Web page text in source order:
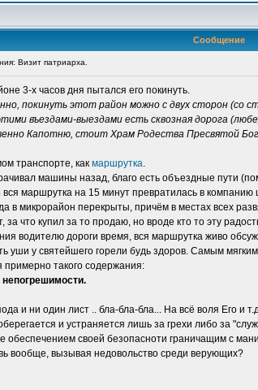
Сообщение
Визит патриарха.
3-х часов дня пытался его покинуть.
покинуть этот район можно с двух сторон (со
въездами-выездами есть сквозная дорога
Капотню, стоит Храм Родества Пресвятой
транспорте, как маршрутка.
машины назад, благо есть объездные пути
маршрутка на 15 минут превратилась в компанию
в микрорайон перекрыты, причём в местах всех
что купил за то продаю, но вроде кто то эту
водителю дороги время, вся маршрутка живо
уши у святейшего горели будь здоров. Самым
примерно такого содержания:
непогрешимости.
и ни один лист .. бла-бла-бла... На всё воля Его и
и устраняется лишь за грехи либо за
обеспечением своей безопасноти граничащим с
вообще, вызывая недовольство среди верующих?